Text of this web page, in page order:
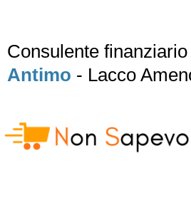
Consulente finanziario
Antimo - Lacco